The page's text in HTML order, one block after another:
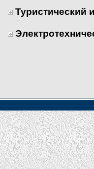
Туристический